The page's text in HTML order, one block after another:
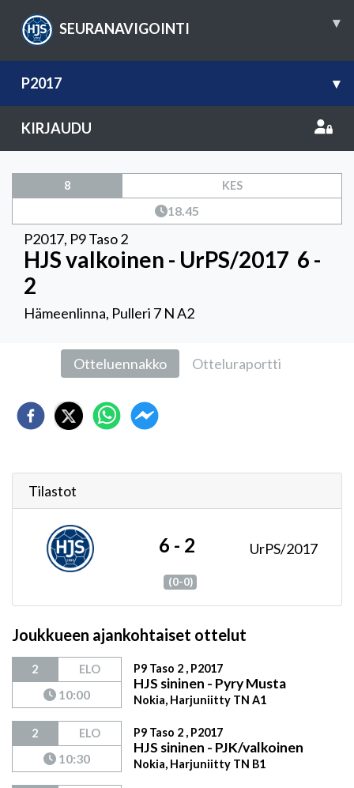
SEURANAVIGOINTI ▾
P2017 ▾
KIRJAUDU
8 KES
18.45
P2017, P9 Taso 2
HJS valkoinen - UrPS/2017 6 -
2
Hämeenlinna, Pulleri 7 N A2
Otteluennakko Otteluraportti
Tilastot
6 - 2 UrPS/2017
(0-0)
Joukkueen ajankohtaiset ottelut
2 ELO
10:00
P9 Taso 2 , P2017
HJS sininen - Pyry Musta
Nokia, Harjuniitty TN A1
2 ELO
10:30
P9 Taso 2 , P2017
HJS sininen - PJK/valkoinen
Nokia, Harjuniitty TN B1